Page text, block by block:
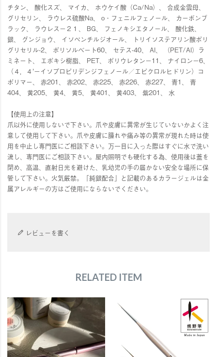
チタン、 酸化スズ、 マイカ、 ホウケイ酸（Ca/Na）、 合成金雲母、
グリセリン、 ラウレス硫酸Na、 o‐フェニルフェノール、 カーボンブ
ラック、 ラウレス－２１、 BG、 フェノキシエタノール、 酸化鉄、
銀、 グンジョウ、 イソぺンチルジオール、 トリイソステアリン酸ポリ
グリセリル-2、 ポリソルベート60、 セテス-40、 Al、 （PET/Al）ラ
ミネート、 エポキシ樹脂、 PET、 ポリウレタン－11、 ナイロン－6、
（４，４’－イソプロピリデンジフェノール／エピクロルヒドリン）コ
ポリマー、 赤201、 赤202、 赤225、 赤226、 赤227、 青1、 青
404、 黄205、 黄4、 黄5、 黄401、 黄403、 紫201、 水
【使用上の注意】
爪以外に使用しないで下さい。爪や皮膚に異常が生じていないかよく注
意して使用して下さい。爪や皮膚に腫れや痛み等の異常が現れた時は使
用を中止し専門医にご相談下さい。万一目に入った際はすぐに水で洗い
流し、専門医にご相談下さい。屋内照明でも硬化する為、使用後は蓋を
閉め、高温、直射日光を避けた、乳幼児の手の届かない安全な場所に保
管して下さい。火気厳禁。「純銀配合」と記載のあるカラージェルは金
属アレルギーの方はご使用にならないでください。
レビューを書く
RELATED ITEM